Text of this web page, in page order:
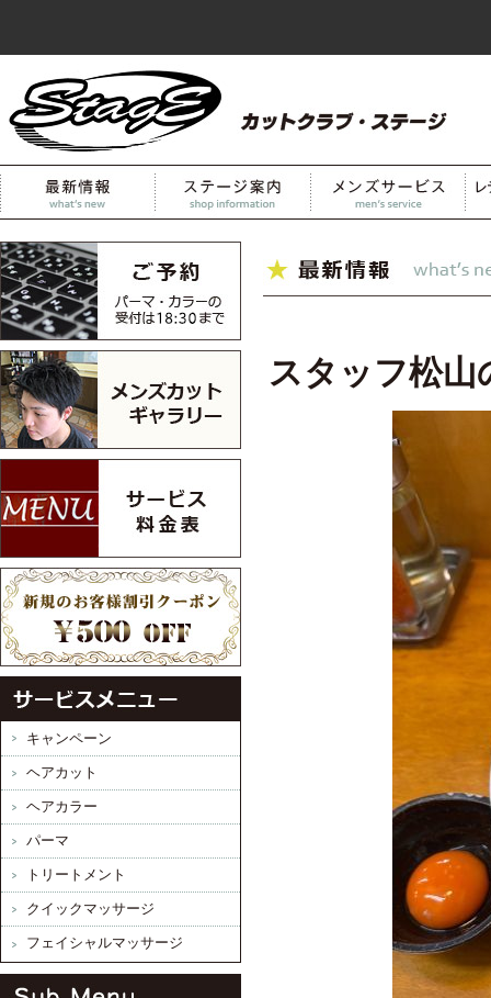
キャンペーン
ヘアカット
ヘアカラー
パーマ
トリートメント
クイックマッサージ
フェイシャルマッサージ
スタッフ松山